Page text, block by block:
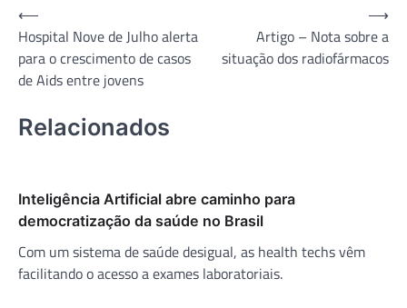
Navegação
de
Post
⟵
Hospital Nove de Julho alerta
para o crescimento de casos
de Aids entre jovens
Artigo – Nota sobre a
situação dos radiofármacos
⟶
Relacionados
Inteligência Artificial abre caminho para
democratização da saúde no Brasil
Com um sistema de saúde desigual, as health techs vêm
facilitando o acesso a exames laboratoriais.